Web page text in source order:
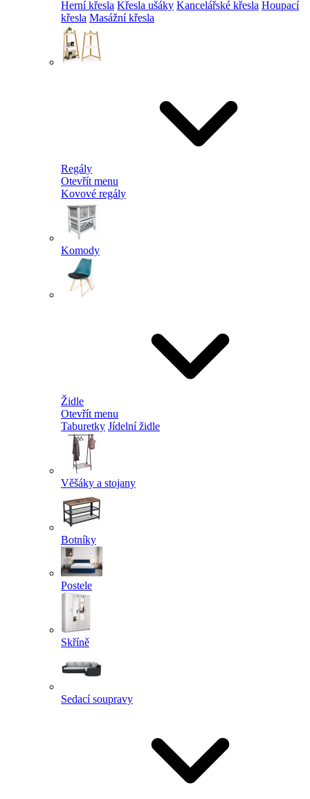
Herní křesla Křesla ušáky Kancelářské křesla Houpací
křesla Masážní křesla
Regály
Otevřít menu
Kovové regály
Komody
Židle
Otevřít menu
Taburetky Jídelní židle
Věšáky a stojany
Botníky
Postele
Skříně
Sedací soupravy